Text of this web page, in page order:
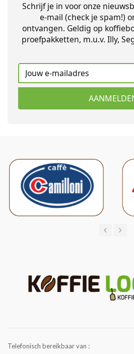
Schrijf je in voor onze
e-mail (check je spam!)
ontvangen. Geldig op
proefpakketten, m.u.v. Illy,
Telefonisch bereikbaar van :